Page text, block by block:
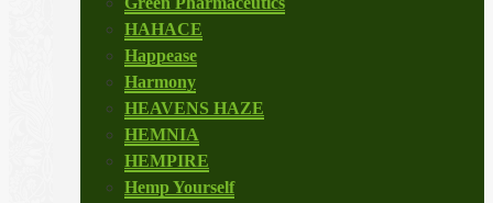
HAHACE
Happease
Harmony
HEAVENS HAZE
HEMNIA
HEMPIRE
Hemp Yourself